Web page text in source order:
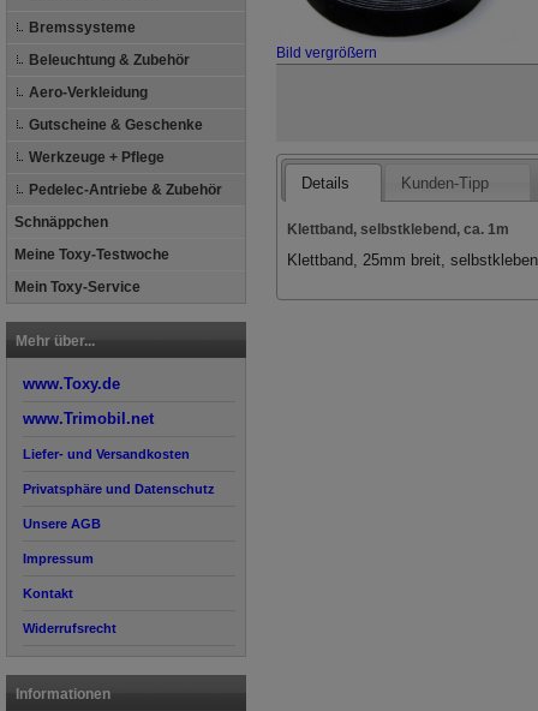
Bremssysteme
Beleuchtung & Zubehör
Aero-Verkleidung
Gutscheine & Geschenke
Werkzeuge + Pflege
Pedelec-Antriebe & Zubehör
Schnäppchen
Meine Toxy-Testwoche
Mein Toxy-Service
Mehr über...
www.Toxy.de
www.Trimobil.net
Liefer- und Versandkosten
Privatsphäre und Datenschutz
Unsere AGB
Impressum
Kontakt
Widerrufsrecht
Informationen
Bild vergrößern
Details Kunden-Tipp
Klettband, selbstklebend, ca. 1m
Klettband, 25mm breit,